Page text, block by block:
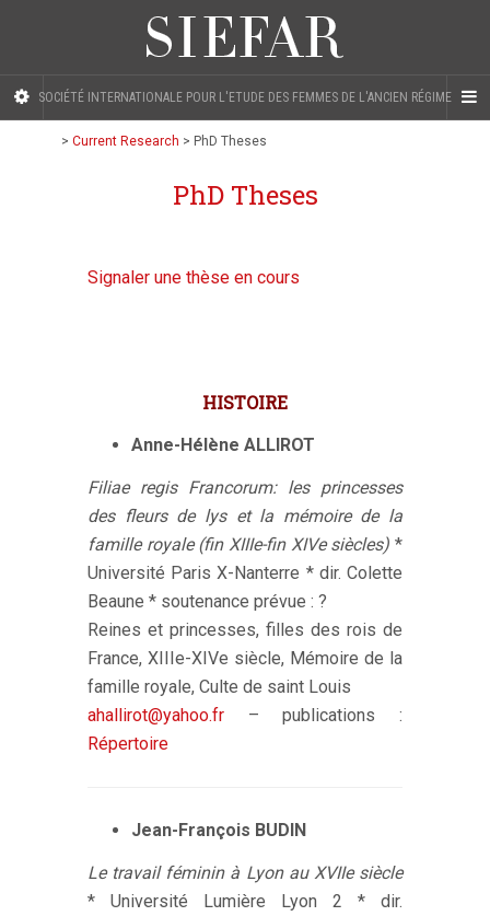
SOCIÉTÉ INTERNATIONALE POUR L'ETUDE DES FEMMES DE L'ANCIEN RÉGIME
> Current Research > PhD Theses
PhD Theses
Signaler une thèse en cours
HISTOIRE
Anne-Hélène ALLIROT
Filiae regis Francorum: les princesses
des fleurs de lys et la mémoire de la
famille royale (fin XIIIe-fin XIVe siècles) *
Université Paris X-Nanterre * dir. Colette
Beaune * soutenance prévue : ?
Reines et princesses, filles des rois de
France, XIIIe-XIVe siècle, Mémoire de la
famille royale, Culte de saint Louis
ahallirot@yahoo.fr – publications :
Répertoire
Jean-François BUDIN
Le travail féminin à Lyon au XVIIe siècle
* Université Lumière Lyon 2 * dir.